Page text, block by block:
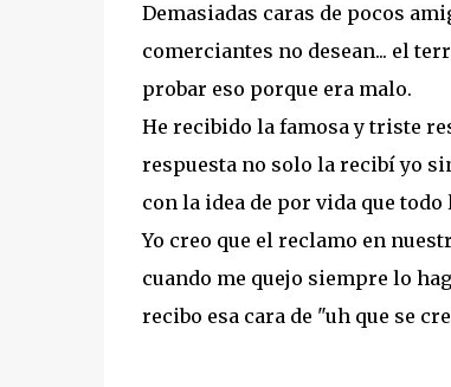
Demasiadas caras de pocos
comerciantes no desean... el
probar eso porque era malo.
He recibido la famosa y triste
respuesta no solo la recibí yo
con la idea de por vida que
Yo creo que el reclamo en
cuando me quejo siempre lo
recibo esa cara de "uh que se